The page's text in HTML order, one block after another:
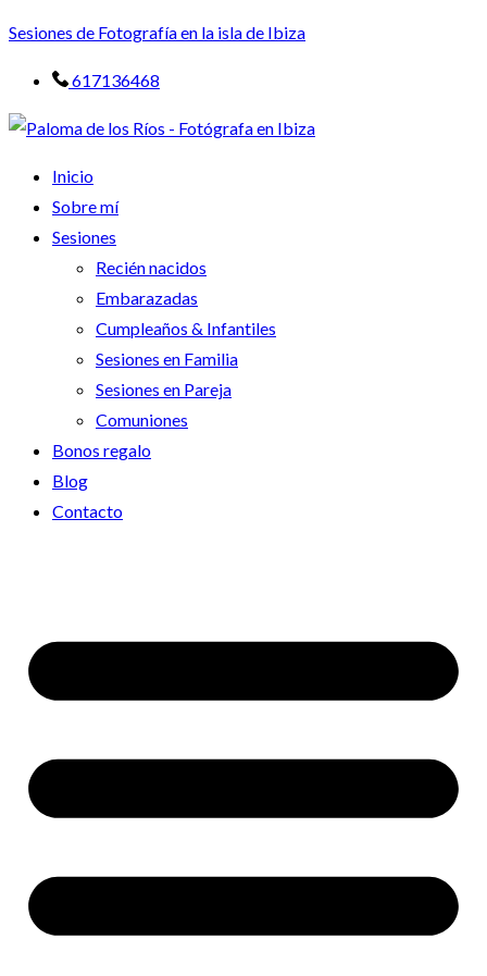
Sesiones de Fotografía en la isla de Ibiza
617136468
Inicio
Sobre mí
Sesiones
Recién nacidos
Embarazadas
Cumpleaños & Infantiles
Sesiones en Familia
Sesiones en Pareja
Comuniones
Bonos regalo
Blog
Contacto